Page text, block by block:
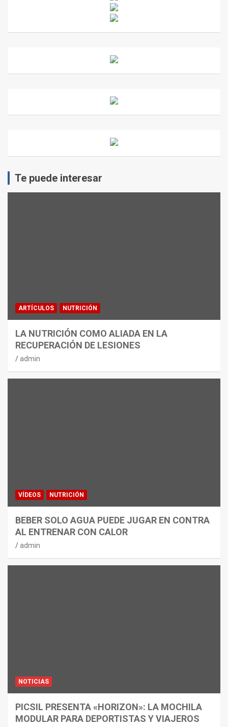
Te puede interesar
ARTÍCULOS NUTRICIÓN
LA NUTRICIÓN COMO ALIADA EN LA
RECUPERACIÓN DE LESIONES
admin
VÍDEOS NUTRICIÓN
BEBER SOLO AGUA PUEDE JUGAR EN CONTRA
AL ENTRENAR CON CALOR
admin
NOTICIAS
PICSIL PRESENTA «HORIZON»: LA MOCHILA
MODULAR PARA DEPORTISTAS Y VIAJEROS